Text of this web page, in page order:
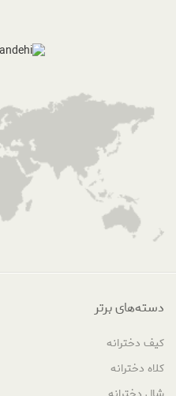
دسته‌های برتر
کیف دخترانه
کلاه دخترانه